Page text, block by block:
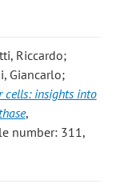
Riccardo;
Giancarlo;
cells: insights into
,
number: 311,